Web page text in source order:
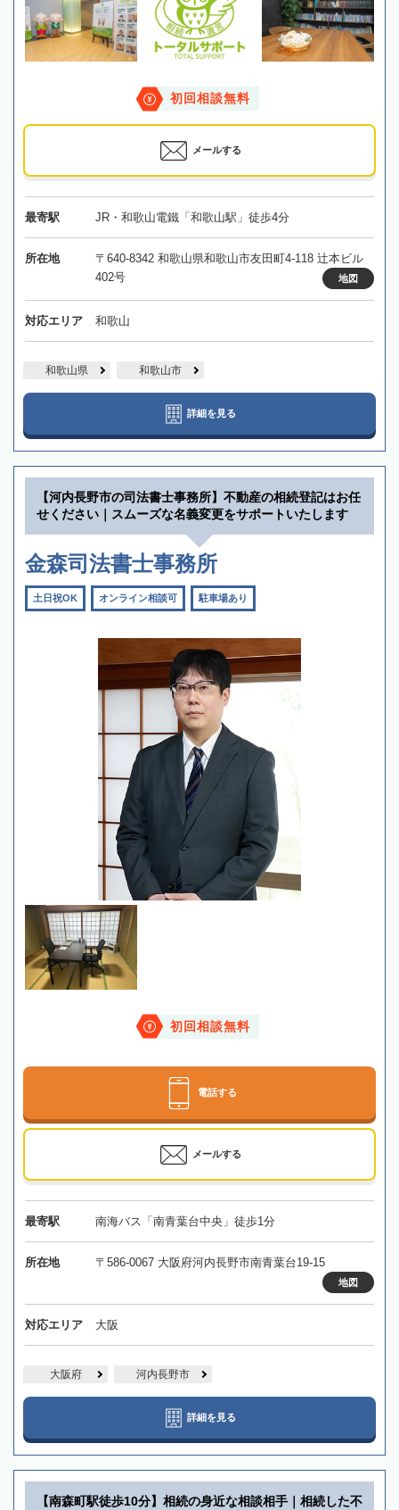
初回相談無料
メールする
最寄駅 JR・和歌山電鐵「和歌山駅」徒歩4分
所在地
〒640-8342 和歌山県和歌山市友田町4-118 辻本ビル
402号
地図
対応エリア 和歌山
和歌山県 和歌山市
詳細を見る
【河内長野市の司法書士事務所】不動産の相続登記はお任
せください｜スムーズな名義変更をサポートいたします
金森司法書士事務所
土日祝OK オンライン相談可 駐車場あり
初回相談無料
電話する
メールする
最寄駅 南海バス「南青葉台中央」徒歩1分
所在地 〒586-0067 大阪府河内長野市南青葉台19-15
地図
対応エリア 大阪
大阪府 河内長野市
詳細を見る
【南森町駅徒歩10分】相続の身近な相談相手｜相続した不